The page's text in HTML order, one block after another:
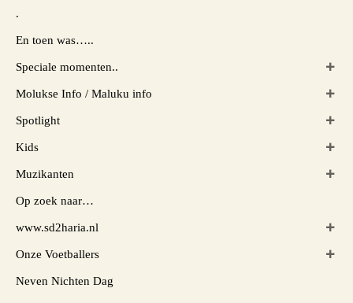
.
En toen was…..
Speciale momenten..
Molukse Info / Maluku info
Spotlight
Kids
Muzikanten
Op zoek naar…
www.sd2haria.nl
Onze Voetballers
Neven Nichten Dag